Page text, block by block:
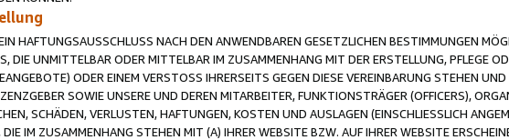
HAFTUNGSAUSSCHLUSS NACH DEN ANWENDBAREN GESETZLICHEN BESTIMMUNGEN
DIE UNMITTELBAR ODER MITTELBAR IM ZUSAMMENHANG MIT DER ERSTELLUNG, PFLEGE
ODER EINEM VERSTOSS IHRERSEITS GEGEN DIESE VEREINBARUNG STEHEN
SOWIE UNSERE UND DEREN MITARBEITER, FUNKTIONSTRÄGER (OFFICERS),
SCHÄDEN, VERLUSTEN, HAFTUNGEN, KOSTEN UND AUSLAGEN (EINSCHLIESSLICH
IM ZUSAMMENHANG STEHEN MIT (A) IHRER WEBSITE BZW. AUF IHRER WEBSITE